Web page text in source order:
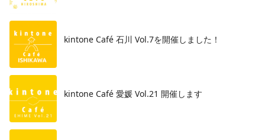
​kintone Café 石川 Vol.7を開催しました！
kintone Café 愛媛 Vol.21 開催します